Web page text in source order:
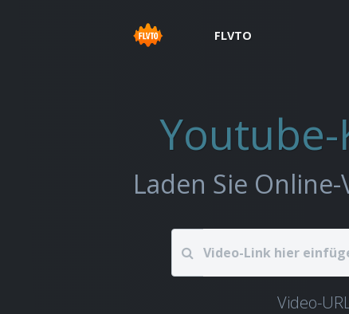
FLVTO
Video-